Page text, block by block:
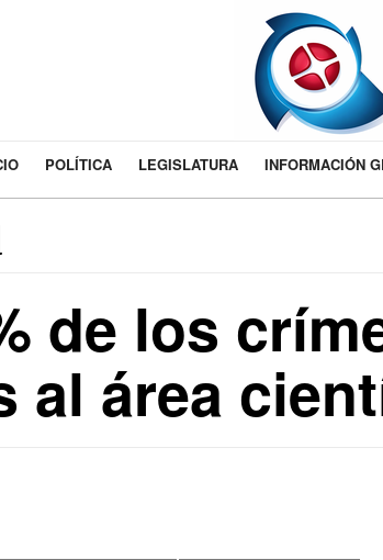
POLÍTICA LEGISLATURA INFORMACIÓN
de los
al área